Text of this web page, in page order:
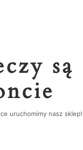
są
uruchomimy nasz sklep!